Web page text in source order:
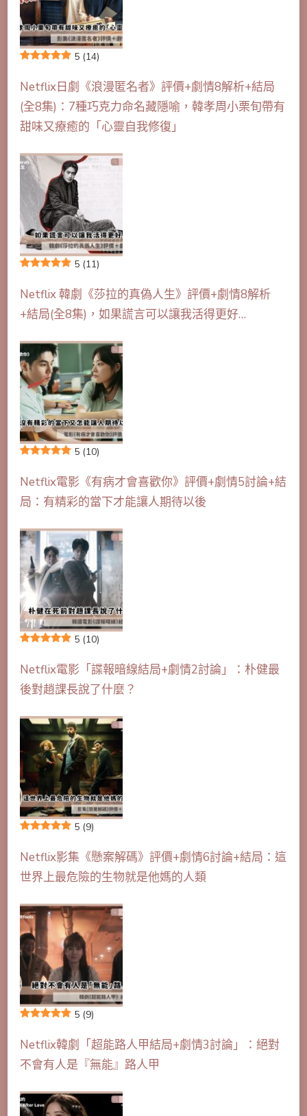
5 (14)
Netflix日劇《浪漫匿名者》評價+劇情8解析+結局
(全8集)：7種巧克力命名藏隱喻，韓孝周小栗旬帶有
甜味又療癒的「心靈自我修復」
5 (11)
Netflix 韓劇《莎拉的真偽人生》評價+劇情8解析
+結局(全8集)，如果謊言可以讓我活得更好…
5 (10)
Netflix電影《有病才會喜歡你》評價+劇情5討論+結
局：有精彩的當下才能讓人期待以後
5 (10)
Netflix電影「諜報暗線結局+劇情2討論」：朴健最
後對趙課長說了什麼？
5 (9)
Netflix影集《懸案解碼》評價+劇情6討論+結局：這
世界上最危險的生物就是他媽的人類
5 (9)
Netflix韓劇「超能路人甲結局+劇情3討論」：絕對
不會有人是『無能』路人甲